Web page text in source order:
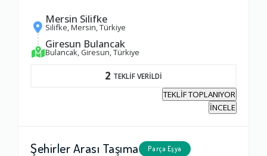
Mersin Silifke
Silifke, Mersin, Türkiye
Giresun Bulancak
Bulancak, Giresun, Türkiye
2 TEKLİF VERİLDİ
TEKLİF TOPLANIYOR
İNCELE
Şehirler Arası Taşıma Parça Eşya